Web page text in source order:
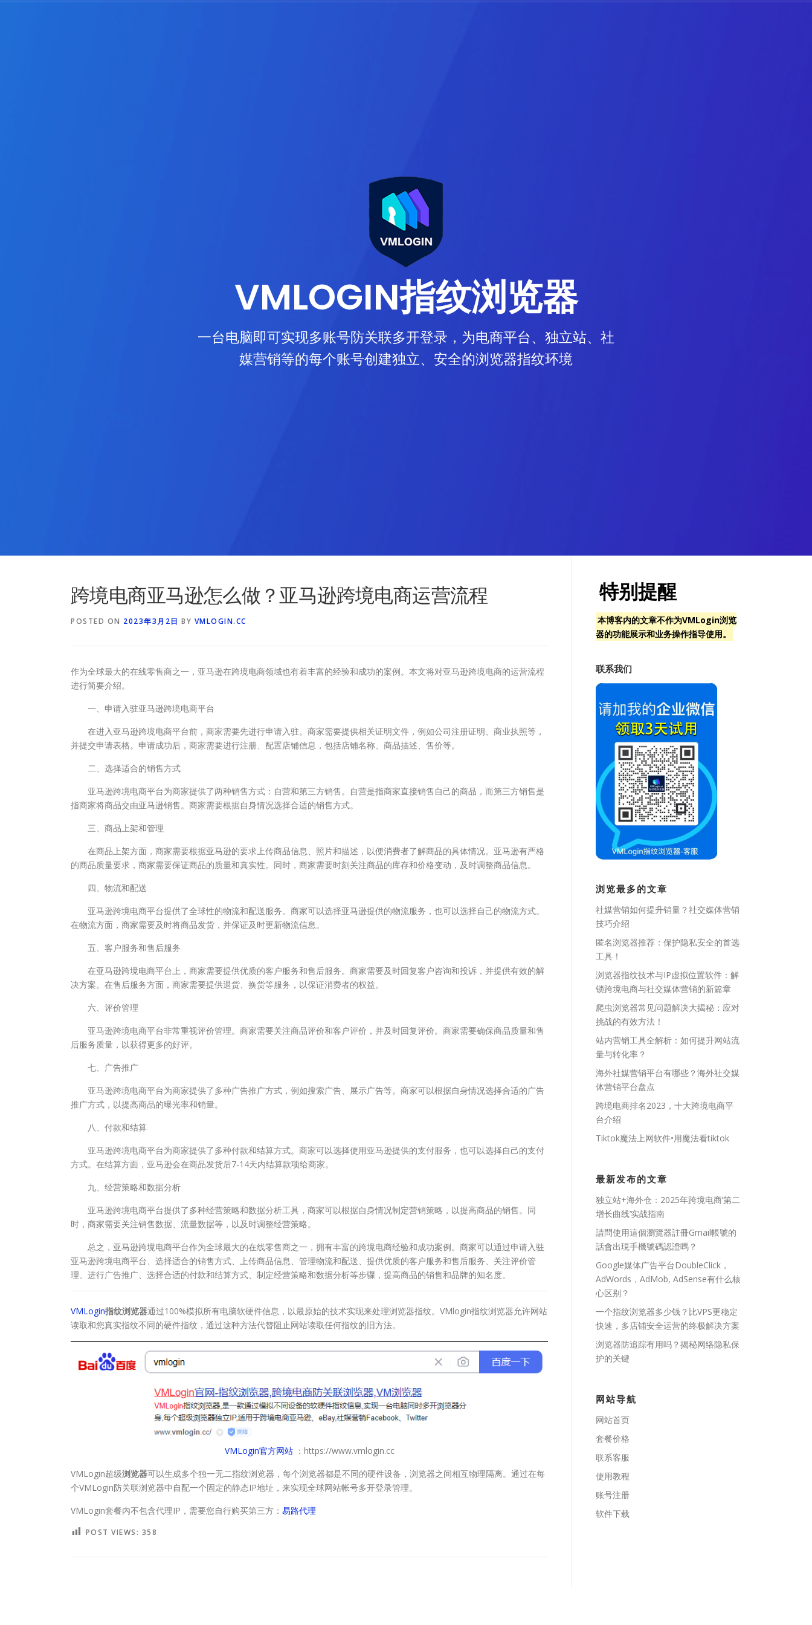
VMLOGIN指纹浏览器
一台电脑即可实现多账号防关联多开登录，为电商平台、独立站、社
媒营销等的每个账号创建独立、安全的浏览器指纹环境
跨境电商亚马逊怎么做？亚马逊跨境电商运营流程
POSTED ON 2023年3月2日 BY VMLOGIN.CC
作为全球最大的在线零售商之一，亚马逊在跨境电商领域也有着丰富的经验和成功的案例。本文将对亚马逊跨境电商的运营流程
进行简要介绍。
一、申请入驻亚马逊跨境电商平台
在进入亚马逊跨境电商平台前，商家需要先进行申请入驻。商家需要提供相关证明文件，例如公司注册证明、商业执照等，
并提交申请表格。申请成功后，商家需要进行注册、配置店铺信息，包括店铺名称、商品描述、售价等。
二、选择适合的销售方式
亚马逊跨境电商平台为商家提供了两种销售方式：自营和第三方销售。自营是指商家直接销售自己的商品，而第三方销售是
指商家将商品交由亚马逊销售。商家需要根据自身情况选择合适的销售方式。
三、商品上架和管理
在商品上架方面，商家需要根据亚马逊的要求上传商品信息、照片和描述，以便消费者了解商品的具体情况。亚马逊有严格
的商品质量要求，商家需要保证商品的质量和真实性。同时，商家需要时刻关注商品的库存和价格变动，及时调整商品信息。
四、物流和配送
亚马逊跨境电商平台提供了全球性的物流和配送服务。商家可以选择亚马逊提供的物流服务，也可以选择自己的物流方式。
在物流方面，商家需要及时将商品发货，并保证及时更新物流信息。
五、客户服务和售后服务
在亚马逊跨境电商平台上，商家需要提供优质的客户服务和售后服务。商家需要及时回复客户咨询和投诉，并提供有效的解
决方案。在售后服务方面，商家需要提供退货、换货等服务，以保证消费者的权益。
六、评价管理
亚马逊跨境电商平台非常重视评价管理。商家需要关注商品评价和客户评价，并及时回复评价。商家需要确保商品质量和售
后服务质量，以获得更多的好评。
七、广告推广
亚马逊跨境电商平台为商家提供了多种广告推广方式，例如搜索广告、展示广告等。商家可以根据自身情况选择合适的广告
推广方式，以提高商品的曝光率和销量。
八、付款和结算
亚马逊跨境电商平台为商家提供了多种付款和结算方式。商家可以选择使用亚马逊提供的支付服务，也可以选择自己的支付
方式。在结算方面，亚马逊会在商品发货后7-14天内结算款项给商家。
九、经营策略和数据分析
亚马逊跨境电商平台提供了多种经营策略和数据分析工具，商家可以根据自身情况制定营销策略，以提高商品的销售。同
时，商家需要关注销售数据、流量数据等，以及时调整经营策略。
总之，亚马逊跨境电商平台作为全球最大的在线零售商之一，拥有丰富的跨境电商经验和成功案例。商家可以通过申请入驻
亚马逊跨境电商平台、选择适合的销售方式、上传商品信息、管理物流和配送、提供优质的客户服务和售后服务、关注评价管
理、进行广告推广、选择合适的付款和结算方式、制定经营策略和数据分析等步骤，提高商品的销售和品牌的知名度。
VMLogin指纹浏览器通过100%模拟所有电脑软硬件信息，以最原始的技术实现来处理浏览器指纹。VMlogin指纹浏览器允许网站
读取和您真实指纹不同的硬件指纹，通过这种方法代替阻止网站读取任何指纹的旧方法。
VMLogin官方网站：https://www.vmlogin.cc
VMLogin超级浏览器可以生成多个独一无二指纹浏览器，每个浏览器都是不同的硬件设备，浏览器之间相互物理隔离。通过在每
个VMLogin防关联浏览器中自配一个固定的静态IP地址，来实现全球网站帐号多开登录管理。
VMLogin套餐内不包含代理IP，需要您自行购买第三方： 易路代理
POST VIEWS: 358
特别提醒
本博客内的文章不作为VMLogin浏览
器的功能展示和业务操作指导使用。
联系我们
浏览最多的文章
社媒营销如何提升销量？社交媒体营销
技巧介绍
匿名浏览器推荐：保护隐私安全的首选
工具！
浏览器指纹技术与IP虚拟位置软件：解
锁跨境电商与社交媒体营销的新篇章
爬虫浏览器常见问题解决大揭秘：应对
挑战的有效方法！
站内营销工具全解析：如何提升网站流
量与转化率？
海外社媒营销平台有哪些？海外社交媒
体营销平台盘点
跨境电商排名2023，十大跨境电商平
台介绍
Tiktok魔法上网软件•用魔法看tiktok
最新发布的文章
独立站+海外仓：2025年跨境电商’第二
增长曲线’实战指南
請問使用這個瀏覽器註冊Gmail帳號的
話會出現手機號碼認證嗎？
Google媒体广告平台DoubleClick，
AdWords，AdMob, AdSense有什么核
心区别？
一个指纹浏览器多少钱？比VPS更稳定
快速，多店铺安全运营的终极解决方案
浏览器防追踪有用吗？揭秘网络隐私保
护的关键
网站导航
网站首页
套餐价格
联系客服
使用教程
账号注册
软件下载